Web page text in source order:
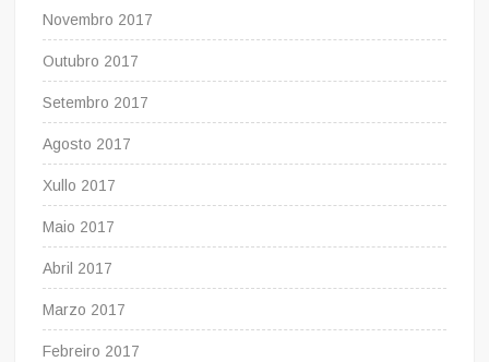
Novembro 2017
Outubro 2017
Setembro 2017
Agosto 2017
Xullo 2017
Maio 2017
Abril 2017
Marzo 2017
Febreiro 2017